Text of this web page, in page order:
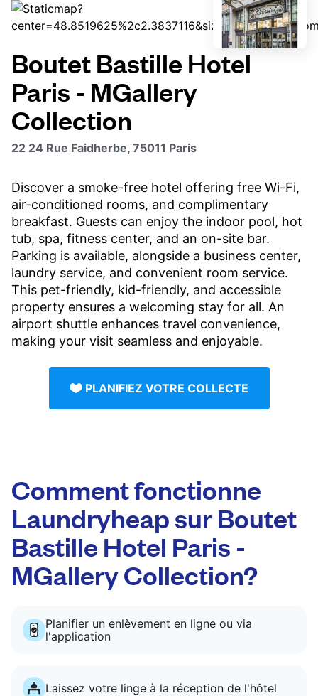
Boutet Bastille Hotel
Paris - MGallery
Collection
22 24 Rue Faidherbe, 75011 Paris
Discover a smoke-free hotel offering free Wi-Fi,
air-conditioned rooms, and complimentary
breakfast. Guests can enjoy the indoor pool, hot
tub, spa, fitness center, and an on-site bar.
Parking is available, alongside a business center,
laundry service, and convenient room service.
This pet-friendly, kid-friendly, and accessible
property ensures a welcoming stay for all. An
airport shuttle enhances travel convenience,
making your visit seamless and enjoyable.
PLANIFIEZ VOTRE COLLECTE
Comment fonctionne
Laundryheap sur Boutet
Bastille Hotel Paris -
MGallery Collection?
Planifier un enlèvement en ligne ou via
l'application
Laissez votre linge à la réception de l'hôtel